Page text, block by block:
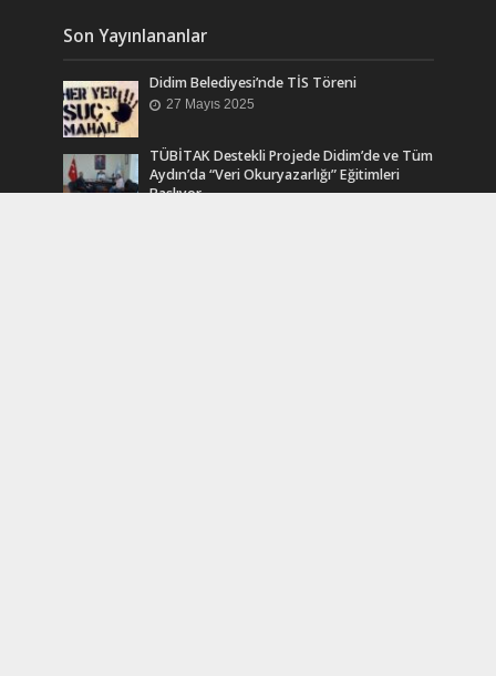
Son Yayınlananlar
Didim Belediyesi’nde TİS Töreni
27 Mayıs 2025
TÜBİTAK Destekli Projede Didim’de ve Tüm
Aydın’da “Veri Okuryazarlığı” Eğitimleri
Başlıyor.